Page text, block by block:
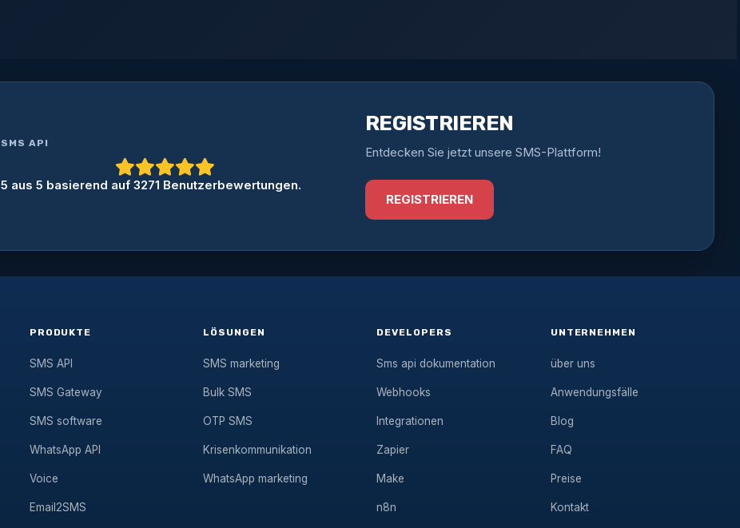
SMS API
5 aus 5 basierend auf 3271 Benutzerbewertungen.
REGISTRIEREN
Entdecken Sie jetzt unsere SMS-Plattform!
REGISTRIEREN
PRODUKTE
SMS API
SMS Gateway
SMS software
WhatsApp API
Voice
Email2SMS
LÖSUNGEN
SMS marketing
Bulk SMS
OTP SMS
Krisenkommunikation
WhatsApp marketing
DEVELOPERS
Sms api dokumentation
Webhooks
Integrationen
Zapier
Make
n8n
UNTERNEHMEN
über uns
Anwendungsfälle
Blog
FAQ
Preise
Kontakt